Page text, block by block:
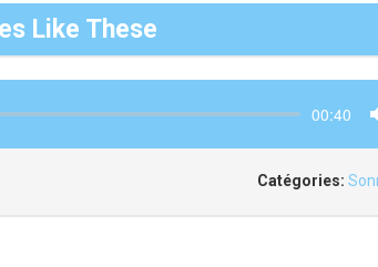
Like These
00:40
Catégories: